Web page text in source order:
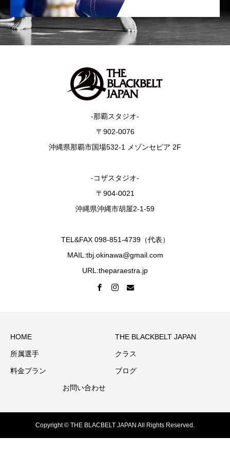
-那覇スタジオ-
〒902-0076
沖縄県那覇市国場532-1 メゾンセピア 2F
-コザスタジオ-
〒904-0021
沖縄県沖縄市胡屋2-1-59
TEL&FAX 098-851-4739（代表）
MAIL:tbj.okinawa@gmail.com
URL:theparaestra.jp
HOME THE BLACKBELT JAPAN
所属選手 クラス
料金プラン ブログ
お問い合わせ
Copyright © THE BLACBELT JAPAN All Rights Reserved.